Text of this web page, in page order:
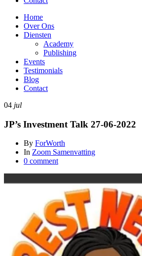
Home
Over Ons
Diensten
Academy
Publishing
Events
Testimonials
Blog
Contact
04 jul
JP’s Investment Talk 27-06-2022
By ForWorth
In Zoom Samenvatting
0 comment